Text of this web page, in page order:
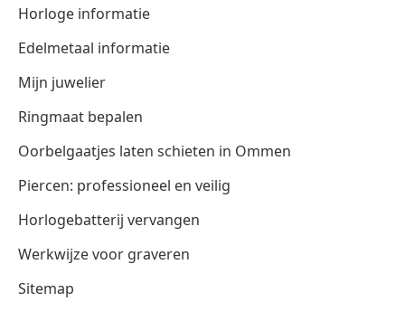
Horloge informatie
Edelmetaal informatie
Mijn juwelier
Ringmaat bepalen
Oorbelgaatjes laten schieten in Ommen
Piercen: professioneel en veilig
Horlogebatterij vervangen
Werkwijze voor graveren
Sitemap